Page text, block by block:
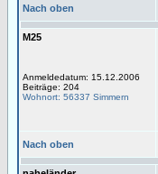
Nach oben
M25
Anmeldedatum: 15.12.2006
Beiträge: 204
Wohnort: 56337 Simmern
Nach oben